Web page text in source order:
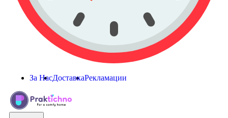
За НасДоставкаРекламации